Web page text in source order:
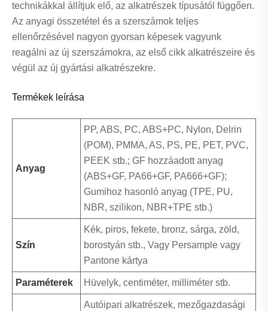
technikákkal állítjuk elő, az alkatrészek típusától függően.
Az anyagi összetétel és a szerszámok teljes
ellenőrzésével nagyon gyorsan képesek vagyunk
reagálni az új szerszámokra, az első cikk alkatrészeire és
végül az új gyártási alkatrészekre.
Termékek leírása
Anyag
PP, ABS, PC, ABS+PC, Nylon, Delrin
(POM), PMMA, AS, PS, PE, PET, PVC,
PEEK stb.; GF hozzáadott anyag
(ABS+GF, PA66+GF, PA666+GF);
Gumihoz hasonló anyag (TPE, PU, ​​
NBR, szilikon, NBR+TPE stb.)
Szín
Kék, piros, fekete, bronz, sárga, zöld,
borostyán stb., Vagy Persample vagy
Pantone kártya
Paraméterek Hüvelyk, centiméter, milliméter stb.
Autóipari alkatrészek, mezőgazdasági